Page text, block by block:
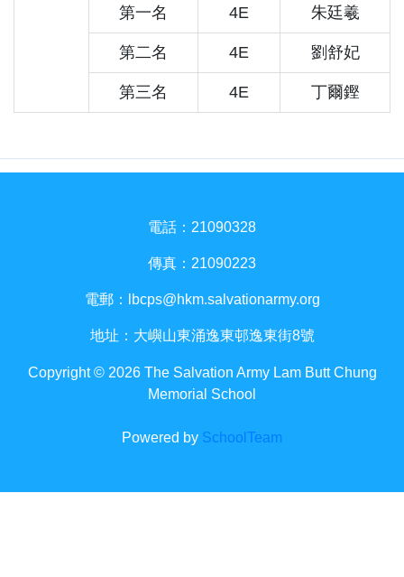
第一名 4E 朱廷羲
第二名 4E 劉舒妃
第三名 4E 丁爾鏗
電話：21090328
傳真：21090223
電郵： lbcps@hkm.salvationarmy.org
地址：大嶼山東涌逸東邨逸東街8號
Copyright © 2026 The Salvation Army Lam Butt Chung
Memorial School
Powered by SchoolTeam